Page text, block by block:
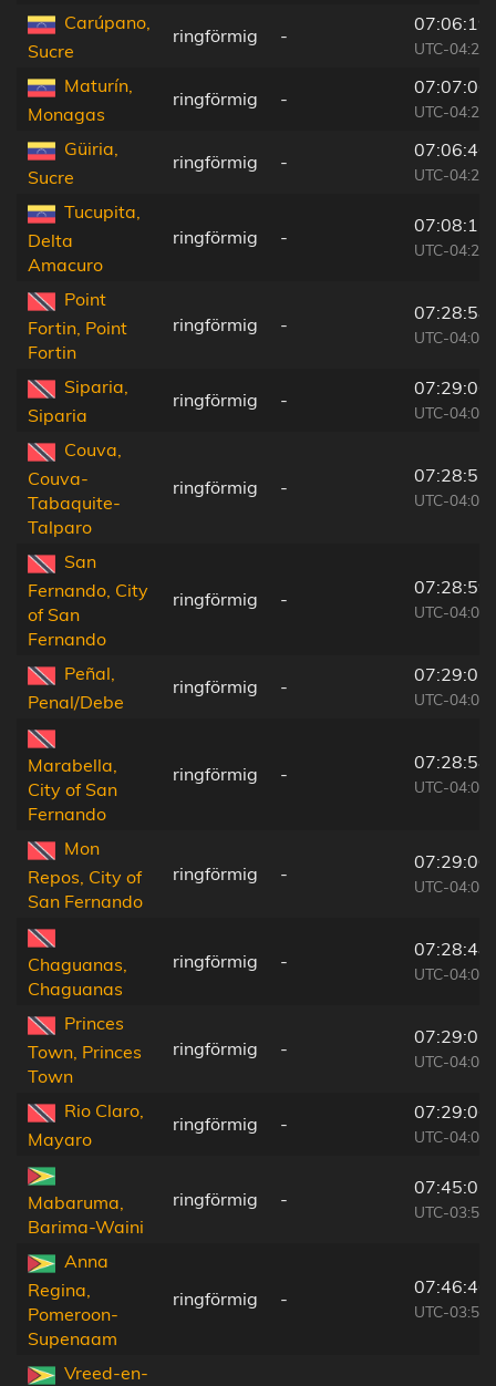
Carúpano,
Sucre
ringförmig -
07:06:19
UTC-04:27
Maturín,
Monagas
ringförmig -
07:07:06
UTC-04:27
Güiria,
Sucre
ringförmig -
07:06:46
UTC-04:27
Tucupita,
Delta
Amacuro
ringförmig -
07:08:11
UTC-04:27
Point
Fortin, Point
Fortin
ringförmig -
07:28:58
UTC-04:06
Siparia,
Siparia
ringförmig -
07:29:06
UTC-04:06
Couva,
Couva-
Tabaquite-
Talparo
ringförmig -
07:28:52
UTC-04:06
San
Fernando, City
of San
Fernando
ringförmig -
07:28:59
UTC-04:06
Peñal,
Penal/Debe
ringförmig -
07:29:05
UTC-04:06
Marabella,
City of San
Fernando
ringförmig -
07:28:58
UTC-04:06
Mon
Repos, City of
San Fernando
ringförmig -
07:29:00
UTC-04:06
Chaguanas,
Chaguanas
ringförmig -
07:28:48
UTC-04:06
Princes
Town, Princes
Town
ringförmig -
07:29:02
UTC-04:06
Rio Claro,
Mayaro
ringförmig -
07:29:06
UTC-04:06
Mabaruma,
Barima-Waini
ringförmig -
07:45:07
UTC-03:52
Anna
Regina,
Pomeroon-
Supenaam
ringförmig -
07:46:46
UTC-03:52
Vreed-en-